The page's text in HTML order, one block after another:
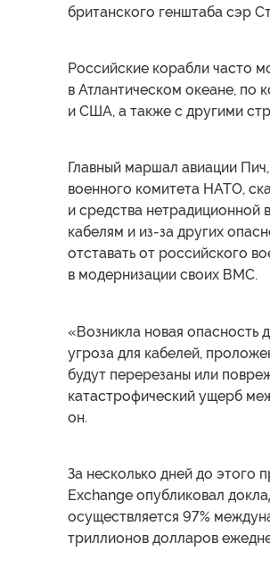
британского генштаба сэр
Российские корабли часто
в Атлантическом океане, по
и США, а также с другими
Главный маршал авиации
военного комитета НАТО,
и средства нетрадиционной
кабелям и из-за других
отставать от российского
в модернизации своих ВМС.
«Возникла новая опасность
угроза для кабелей,
будут перерезаны или
катастрофический ущерб
он.
За несколько дней до этого
Exchange опубликовал
осуществляется 97%
триллионов долларов